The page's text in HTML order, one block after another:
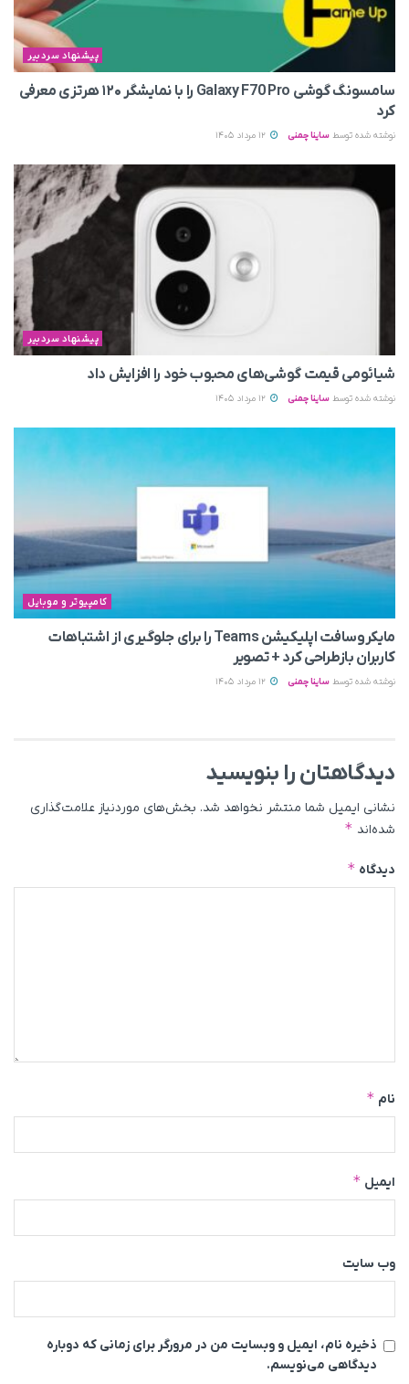
پیشنهاد سردبیر
سامسونگ گوشی Galaxy F70 Pro را با نمایشگر ۱۲۰ هرتزی معرفی
کرد
نوشته شده توسط ساینا چمنی
پیشنهاد سردبیر
شیائومی قیمت گوشی‌های محبوب خود را افزایش داد
نوشته شده توسط ساینا چمنی
کامپیوتر و موبایل
مایکروسافت اپلیکیشن Teams را برای جلوگیری از اشتباهات
کاربران بازطراحی کرد + تصویر
نوشته شده توسط ساینا چمنی
دیدگاهتان را بنویسید
نشانی ایمیل شما منتشر نخواهد شد. بخش‌های موردنیاز علامت‌گذاری
شده‌اند *
دیدگاه *
نام *
ایمیل *
وب‌ سایت
ذخیره نام، ایمیل و وبسایت من در مرورگر برای زمانی که دوباره
دیدگاهی می‌نویسم.